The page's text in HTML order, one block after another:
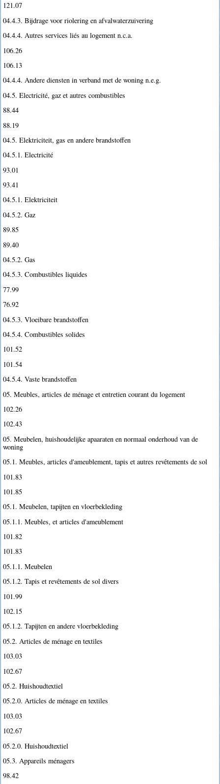
121.07
04.4.3. Bijdrage voor riolering en afvalwaterzuivering
04.4.4. Autres services liés au logement n.c.a.
106.26
106.13
04.4.4. Andere diensten in verband met de woning n.e.g.
04.5. Electricité, gaz et autres combustibles
88.44
88.19
04.5. Elektriciteit, gas en andere brandstoffen
04.5.1. Electricité
93.01
93.41
04.5.1. Elektriciteit
04.5.2. Gaz
89.85
89.40
04.5.2. Gas
04.5.3. Combustibles liquides
77.99
76.92
04.5.3. Vloeibare brandstoffen
04.5.4. Combustibles solides
101.52
101.54
04.5.4. Vaste brandstoffen
05. Meubles, articles de ménage et entretien courant du logement
102.26
102.43
05. Meubelen, huishoudelijke apaaraten en normaal onderhoud van de
woning
05.1. Meubles, articles d'ameublement, tapis et autres revêtements de sol
101.83
101.85
05.1. Meubelen, tapijten en vloerbekleding
05.1.1. Meubles, et articles d'ameublement
101.82
101.83
05.1.1. Meubelen
05.1.2. Tapis et revêtements de sol divers
101.99
102.15
05.1.2. Tapijten en andere vloerbekleding
05.2. Articles de ménage en textiles
103.03
102.67
05.2. Huishoudtextiel
05.2.0. Articles de ménage en textiles
103.03
102.67
05.2.0. Huishoudtextiel
05.3. Appareils ménagers
98.42